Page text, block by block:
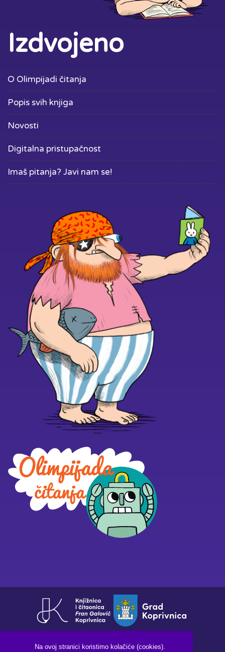
Na ovoj stranici koristimo kolačiće (cookies).
Izdvojeno
O Olimpijadi čitanja
Popis svih knjiga
Novosti
Digitalna pristupačnost
Imaš pitanja? Javi nam se!